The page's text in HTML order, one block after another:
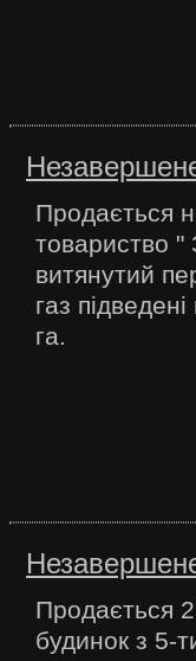
Продається
товариство "
витянутий
газ
га.
Продається
будинок з 5-